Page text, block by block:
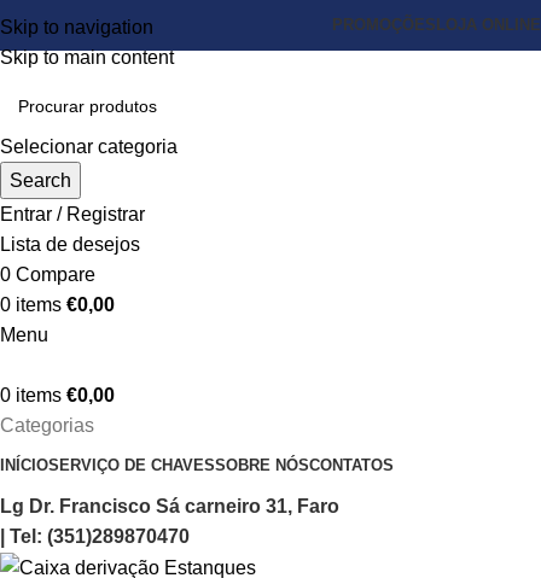
Skip to navigation
Skip to main content
PROMOÇÕES LOJA ONLINE
Selecionar categoria
Search
Entrar / Registrar
Lista de desejos
0 Compare
0 items €0,00
Menu
0 items €0,00
Categorias
INÍCIOSERVIÇO DE CHAVESSOBRE NÓSCONTATOS
Lg Dr. Francisco Sá carneiro 31, Faro
| Tel: (351)289870470